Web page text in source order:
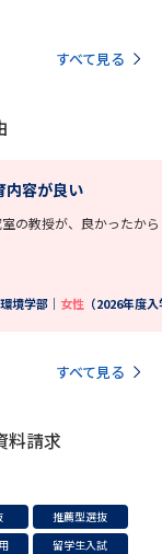
いて
送状況の確認
すべて見る
内容が良い
の教授が、良かったから
境学部｜ 女性 （2026年度
すべて見る
料請求
推薦型選抜
留学生入試